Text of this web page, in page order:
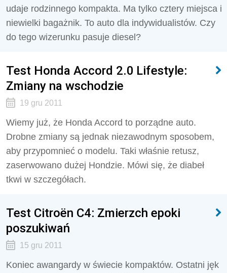
udaje rodzinnego kompakta. Ma tylko cztery miejsca i
niewielki bagażnik. To auto dla indywidualistów. Czy
do tego wizerunku pasuje diesel?
Test Honda Accord 2.0 Lifestyle:
Zmiany na wschodzie
19 gru 2011
Wiemy już, że Honda Accord to porządne auto.
Drobne zmiany są jednak niezawodnym sposobem,
aby przypomnieć o modelu. Taki właśnie retusz,
zaserwowano dużej Hondzie. Mówi się, że diabeł
tkwi w szczegółach.
Test Citroën C4: Zmierzch epoki
poszukiwań
15 gru 2011
Koniec awangardy w świecie kompaktów. Ostatni jęk